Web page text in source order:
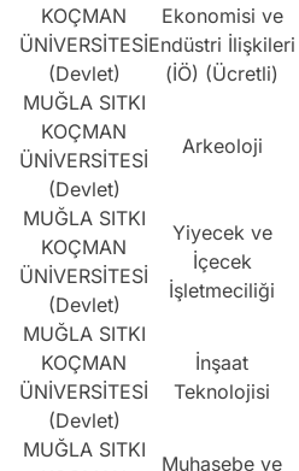
KOÇMAN
ÜNİVERSİTESİ
(Devlet)
Ekonomisi ve
Endüstri İlişkileri
(İÖ) (Ücretli)
MUĞLA SITKI
KOÇMAN
ÜNİVERSİTESİ
(Devlet)
Arkeoloji
MUĞLA SITKI
KOÇMAN
ÜNİVERSİTESİ
(Devlet)
Yiyecek ve
İçecek
İşletmeciliği
MUĞLA SITKI
KOÇMAN
ÜNİVERSİTESİ
(Devlet)
İnşaat
Teknolojisi
MUĞLA SITKI
Muhasebe ve